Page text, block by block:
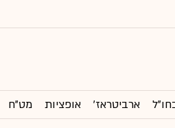
ארביטראז' אופציות מט"ח